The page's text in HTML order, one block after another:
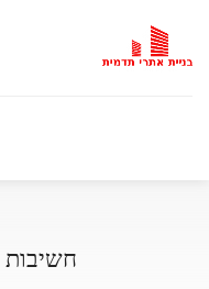
חשיבות